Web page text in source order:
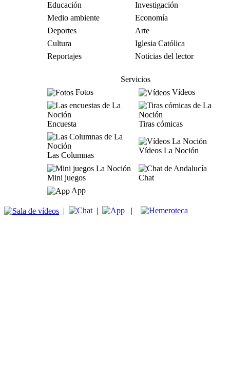
Educación
Investigación
Medio ambiente
Economía
Deportes
Arte
Cultura
Iglesia Católica
Reportajes
Noticias del lector
Servicios
Fotos
Vídeos
Encuesta Tiras cómicas
Las Columnas
Vídeos La Noción
Mini juegos
Chat
App
| | |